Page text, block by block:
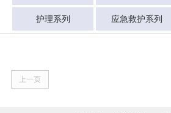
护理系列 应急救护系列
上一页